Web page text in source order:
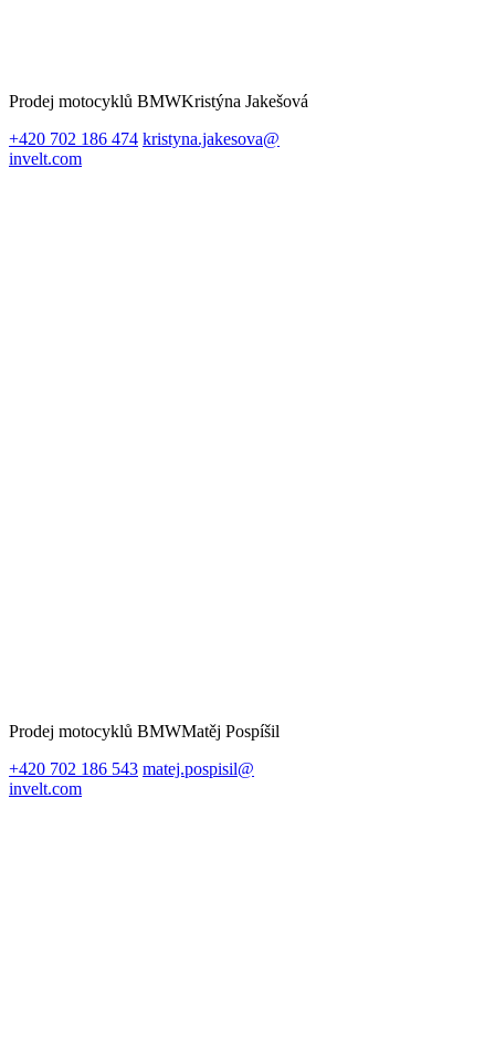
Prodej motocyklů BMWKristýna Jakešová
+420 702 186 474 kristyna.jakesova@
invelt.com
Prodej motocyklů BMWMatěj Pospíšil
+420 702 186 543 matej.pospisil@
invelt.com